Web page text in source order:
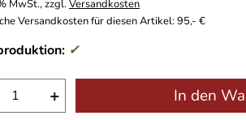
MwSt., zzgl.Versandkosten
Versandkosten für diesen Artikel: 95,- €
✓
+ In den